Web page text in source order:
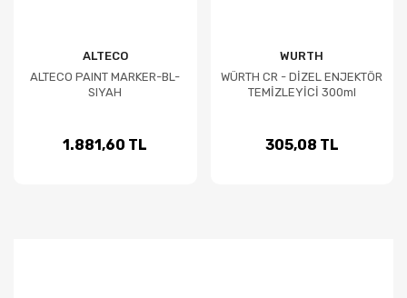
ALTECO
ALTECO PAINT MARKER-BL-
SIYAH
1.881,60 TL
WURTH
WÜRTH CR - DİZEL ENJEKTÖR
TEMİZLEYİCİ 300ml
305,08 TL